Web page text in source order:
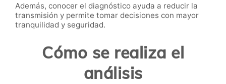
Además, conocer el diagnóstico ayuda a reducir la
transmisión y permite tomar decisiones con mayor
tranquilidad y seguridad.
Cómo se realiza el
análisis